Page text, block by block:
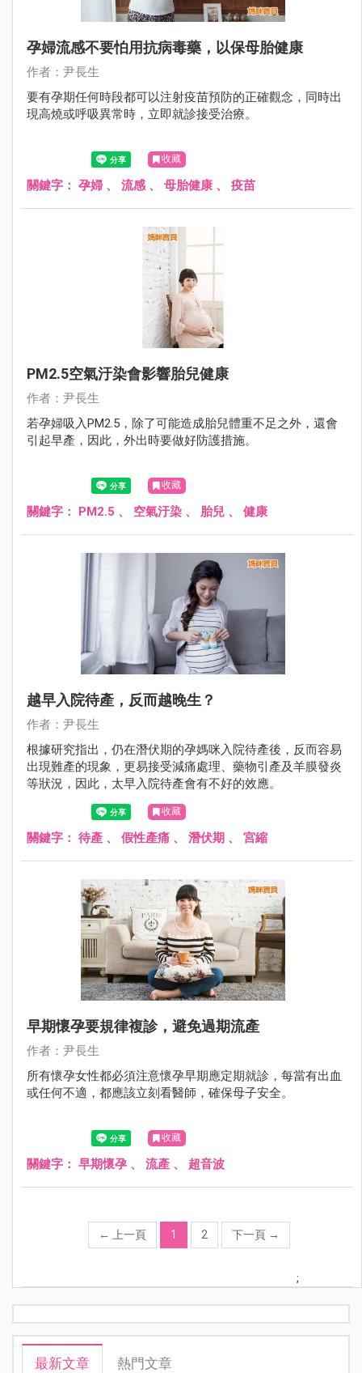
孕婦流感不要怕用抗病毒藥，以保母胎健康
作者：尹長生
要有孕期任何時段都可以注射疫苗預防的正確觀念，同時出
現高燒或呼吸異常時，立即就診接受治療。
收藏
關鍵字： 孕婦 、 流感 、 母胎健康 、 疫苗
PM2.5空氣汙染會影響胎兒健康
作者：尹長生
若孕婦吸入PM2.5，除了可能造成胎兒體重不足之外，還會
引起早產，因此，外出時要做好防護措施。
收藏
關鍵字： PM2.5 、 空氣汙染 、 胎兒 、 健康
越早入院待產，反而越晚生？
作者：尹長生
根據研究指出，仍在潛伏期的孕媽咪入院待產後，反而容易
出現難產的現象，更易接受減痛處理、藥物引產及羊膜發炎
等狀況，因此，太早入院待產會有不好的效應。
收藏
關鍵字： 待產 、 假性產痛 、 潛伏期 、 宮縮
早期懷孕要規律複診，避免過期流產
作者：尹長生
所有懷孕女性都必須注意懷孕早期應定期就診，每當有出血
或任何不適，都應該立刻看醫師，確保母子安全。
收藏
關鍵字： 早期懷孕 、 流產 、 超音波
← 上一頁 1 2 下一頁 →
;
最新文章 熱門文章